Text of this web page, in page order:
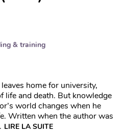
& training
home for university,
life and death. But knowledge
world changes when he
Written when the author was
LIRE LA SUITE